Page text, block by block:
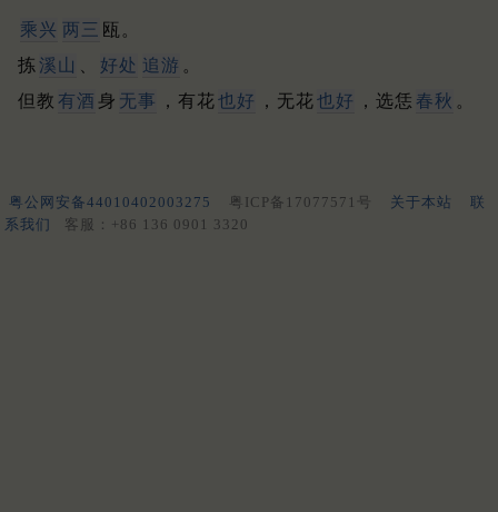
乘兴 两三 瓯。
拣 溪山 好处 追游 。
但教 有酒 身 无事 ，有花也好 ，无花也好 ，选恁 春秋 。
粤公网安备44010402003275 粤ICP备17077571号 关于本站
联
系我们
客服：+86 136 0901 3320